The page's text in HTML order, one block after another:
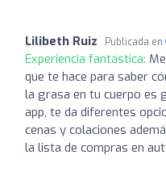
Lilibeth Ruiz Publicada en
Experiencia fantástica:
que te hace para saber
la grasa en tu cuerpo es
app, te da diferentes
cenas y colaciones
la lista de compras en